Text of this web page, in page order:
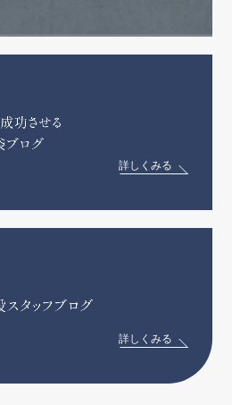
詳しくみる
詳しくみる